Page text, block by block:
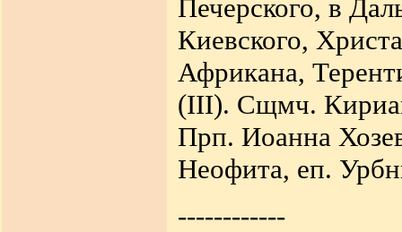
Печерского, в
Киевского,
Африкана,
(III). Сщмч.
Прп. Иоанна
Неофита, еп.
------------